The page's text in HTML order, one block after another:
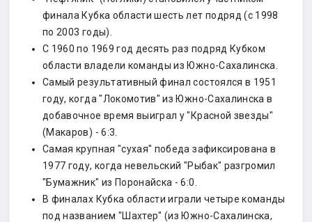
финала Кубка области шесть лет подряд (с 1998
по 2003 годы).
С 1960 по 1969 год десять раз подряд Кубком
области владели команды из Южно-Сахалинска.
Самый результативный финал состоялся в 1951
году, когда "Локомотив" из Южно-Сахалинска в
добавочное время выиграл у "Красной звезды"
(Макаров) - 6:3.
Самая крупная "сухая" победа зафиксирована в
1977 году, когда невельский "Рыбак" разгромил
"Бумажник" из Поронайска - 6:0.
В финалах Кубка области играли четыре команды
под названием "Шахтер" (из Южно-Сахалинска,